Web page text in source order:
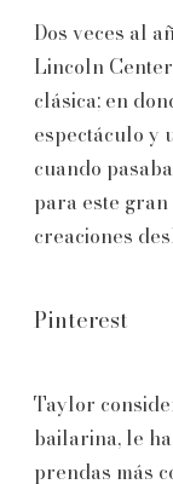
Dos veces al
Lincoln
clásica; en
espectáculo y
cuando
para este
creaciones
Pinterest
Taylor
bailarina, le
prendas más